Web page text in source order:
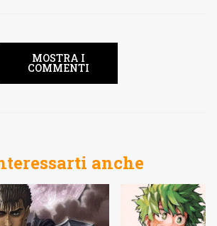
MOSTRA I
COMMENTI
anche